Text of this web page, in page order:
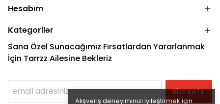
Alışveriş deneyiminizi iyileştirmek için
Hesabım
Kategoriler
Sana Özel Sunacağımız Fırsatlardan Yararlanmak
İçin Tarrzz Ailesine Bekleriz
BİZE KATIL